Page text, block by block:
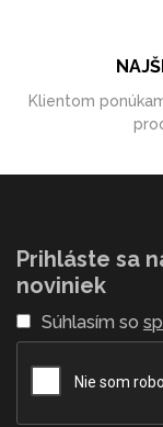
Klientom
Prihláste sa
noviniek
Súhlasím so